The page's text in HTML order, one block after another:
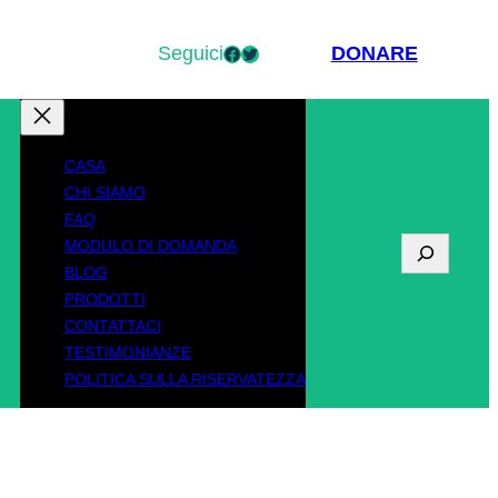
SeguiciFacebook Twitter DONARE
CASA
CHI SIAMO
FAQ
MODULO DI DOMANDA
BLOG
PRODOTTI
CONTATTACI
TESTIMONIANZE
POLITICA SULLA RISERVATEZZA
r